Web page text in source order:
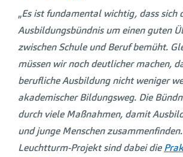
„Es ist fundamental wichtig, dass sich
Ausbildungsbündnis um einen guten
zwischen Schule und Beruf bemüht.
müssen wir noch deutlicher machen,
berufliche Ausbildung nicht weniger
akademischer Bildungsweg. Die
durch viele Maßnahmen, damit
und junge Menschen
Leuchtturm-Projekt sind dabei die